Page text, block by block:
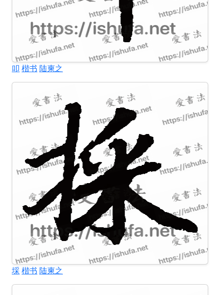
叩 楷书 陆柬之
埰楷书 陆柬之